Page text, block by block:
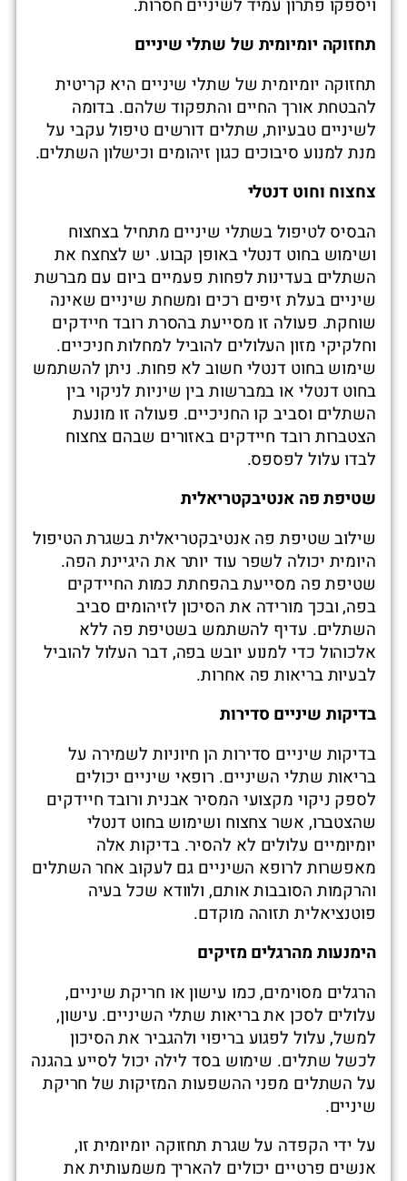
ויספקו פתרון עמיד לשיניים חסרות.
תחזוקה יומיומית של שתלי שיניים
תחזוקה יומיומית של שתלי שיניים היא קריטית
להבטחת אורך החיים והתפקוד שלהם. בדומה
לשיניים טבעיות, שתלים דורשים טיפול עקבי על
מנת למנוע סיבוכים כגון זיהומים וכישלון השתלים.
צחצוח וחוט דנטלי
הבסיס לטיפול בשתלי שיניים מתחיל בצחצוח
ושימוש בחוט דנטלי באופן קבוע. יש לצחצח את
השתלים בעדינות לפחות פעמיים ביום עם מברשת
שיניים בעלת זיפים רכים ומשחת שיניים שאינה
שוחקת. פעולה זו מסייעת בהסרת רובד חיידקים
וחלקיקי מזון העלולים להוביל למחלות חניכיים.
שימוש בחוט דנטלי חשוב לא פחות. ניתן להשתמש
בחוט דנטלי או במברשות בין שיניות לניקוי בין
השתלים וסביב קו החניכיים. פעולה זו מונעת
הצטברות רובד חיידקים באזורים שבהם צחצוח
לבדו עלול לפספס.
שטיפת פה אנטיבקטריאלית
שילוב שטיפת פה אנטיבקטריאלית בשגרת הטיפול
היומית יכולה לשפר עוד יותר את היגיינת הפה.
שטיפת פה מסייעת בהפחתת כמות החיידקים
בפה, ובכך מורידה את הסיכון לזיהומים סביב
השתלים. עדיף להשתמש בשטיפת פה ללא
אלכוהול כדי למנוע יובש בפה, דבר העלול להוביל
לבעיות בריאות פה אחרות.
בדיקות שיניים סדירות
בדיקות שיניים סדירות הן חיוניות לשמירה על
בריאות שתלי השיניים. רופאי שיניים יכולים
לספק ניקוי מקצועי המסיר אבנית ורובד חיידקים
שהצטברו, אשר צחצוח ושימוש בחוט דנטלי
יומיומיים עלולים לא להסיר. בדיקות אלה
מאפשרות לרופא השיניים גם לעקוב אחר השתלים
והרקמות הסובבות אותם, ולוודא שכל בעיה
פוטנציאלית תזוהה מוקדם.
הימנעות מהרגלים מזיקים
הרגלים מסוימים, כמו עישון או חריקת שיניים,
עלולים לסכן את בריאות שתלי השיניים. עישון,
למשל, עלול לפגוע בריפוי ולהגביר את הסיכון
לכשל שתלים. שימוש בסד לילה יכול לסייע בהגנה
על השתלים מפני ההשפעות המזיקות של חריקת
שיניים.
על ידי הקפדה על שגרת תחזוקה יומיומית זו,
אנשים פרטיים יכולים להאריך משמעותית את